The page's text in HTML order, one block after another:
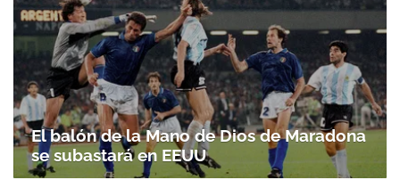
El balón de la Mano de Dios de Maradona
se subastará en EEUU